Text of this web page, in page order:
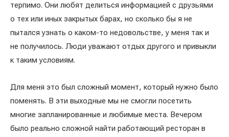
терпимо. Они любят делиться информацией с друзьями
о тех или иных закрытых барах, но сколько бы я не
пытался узнать о каком-то недовольстве, у меня так и
не получилось. Люди уважают отдых другого и привыкли
к таким условиям.
Для меня это был сложный момент, который нужно было
поменять. В эти выходные мы не смогли посетить
многие запланированные и любимые места. Вечером
было реально сложной найти работающий ресторан в